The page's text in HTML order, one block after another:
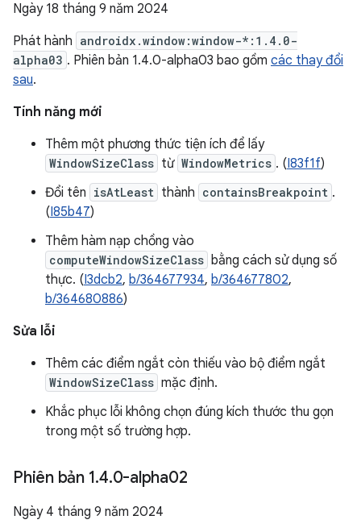
Ngày 18 tháng 9 năm 2024
Phát hành androidx.window:window-*:1.4.0-
alpha03 . Phiên bản 1.4.0-alpha03 bao gồm các thay đổi
sau.
Tính năng mới
Thêm một phương thức tiện ích để lấy
WindowSizeClass từ WindowMetrics . (I83f1f)
Đổi tên isAtLeast thành containsBreakpoint .
(I85b47)
Thêm hàm nạp chồng vào
computeWindowSizeClass bằng cách sử dụng số
thực. (I3dcb2, b/364677934, b/364677802,
b/364680886)
Sửa lỗi
Thêm các điểm ngắt còn thiếu vào bộ điểm ngắt
WindowSizeClass mặc định.
Khắc phục lỗi không chọn đúng kích thước thu gọn
trong một số trường hợp.
Phiên bản 1.4.0-alpha02
Ngày 4 tháng 9 năm 2024